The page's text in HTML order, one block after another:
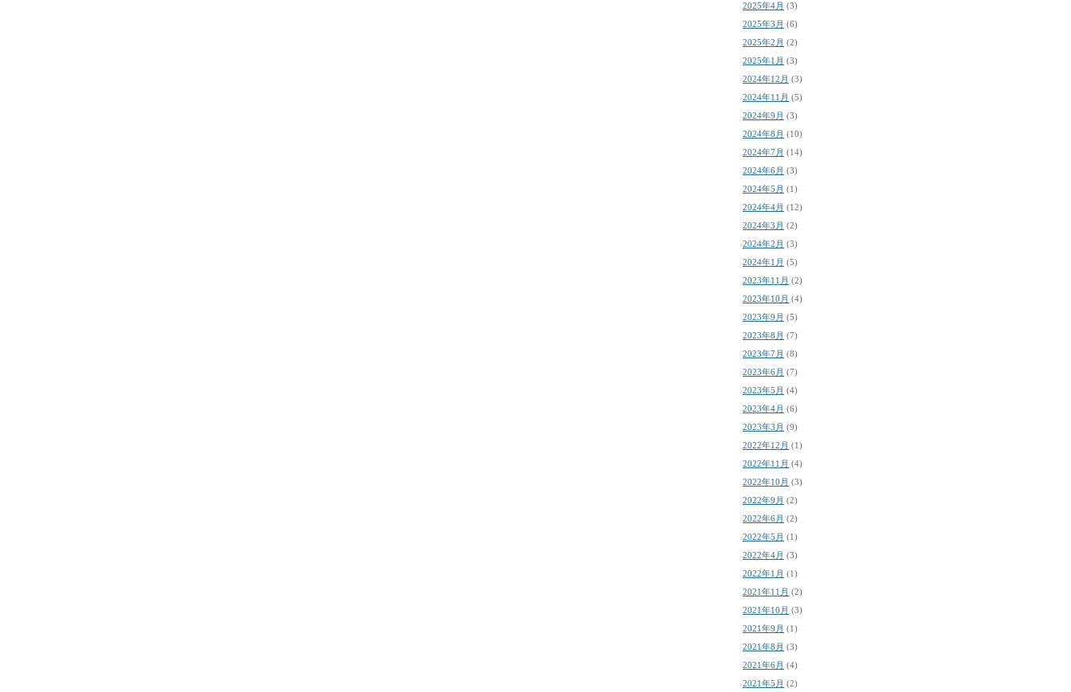
2025年4月 (3)
2025年3月 (6)
2025年2月 (2)
2025年1月 (3)
2024年12月 (3)
2024年11月 (5)
2024年9月 (3)
2024年8月 (10)
2024年7月 (14)
2024年6月 (3)
2024年5月 (1)
2024年4月 (12)
2024年3月 (2)
2024年2月 (3)
2024年1月 (5)
2023年11月 (2)
2023年10月 (4)
2023年9月 (5)
2023年8月 (7)
2023年7月 (8)
2023年6月 (7)
2023年5月 (4)
2023年4月 (6)
2023年3月 (9)
2022年12月 (1)
2022年11月 (4)
2022年10月 (3)
2022年9月 (2)
2022年6月 (2)
2022年5月 (1)
2022年4月 (3)
2022年1月 (1)
2021年11月 (2)
2021年10月 (3)
2021年9月 (1)
2021年8月 (3)
2021年6月 (4)
2021年5月 (2)